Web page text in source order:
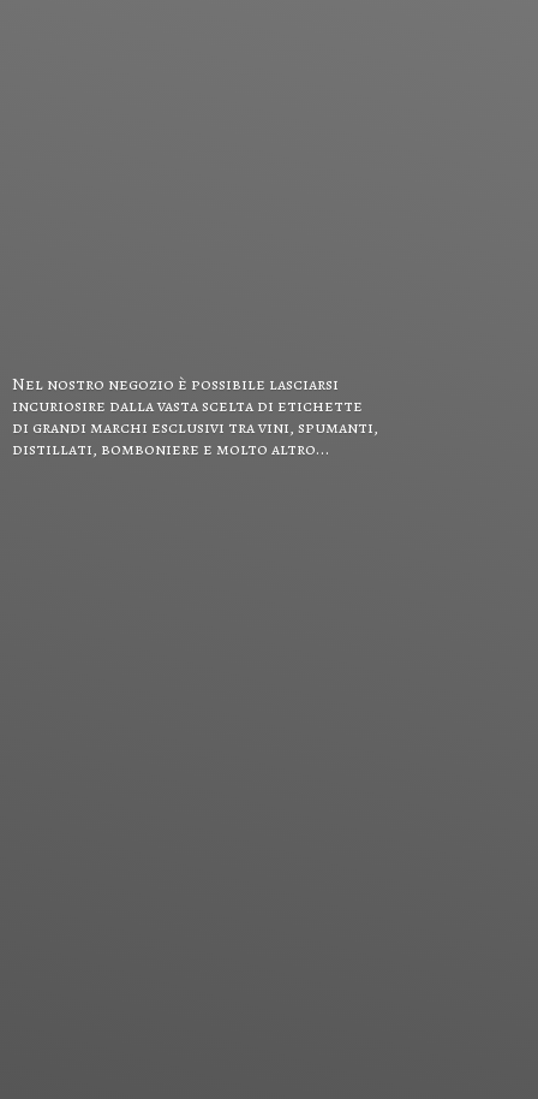
Nel nostro negozio è possibile lasciarsi
incuriosire dalla vasta scelta di etichette
di grandi marchi esclusivi tra vini, spumanti,
distillati, bomboniere e molto altro...